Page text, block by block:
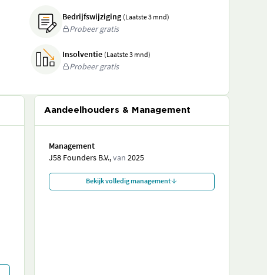
Bedrijfswijziging (Laatste 3 mnd)
Probeer gratis
Insolventie (Laatste 3 mnd)
Probeer gratis
Aandeelhouders & Management
Management
J58 Founders B.V.,van 2025
Bekijk volledig management